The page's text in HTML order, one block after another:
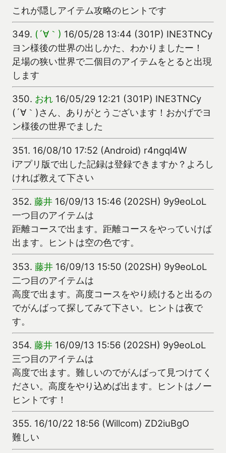
これが隠しアイテム攻略のヒントです
349. (´∀｀) 16/05/28 13:44 (301P) INE3TNCy
ヨン様後の世界の出しかた、わかりましたー！
足場の狭い世界で二個目のアイテムをとると出現
します
350. おれ 16/05/29 12:21 (301P) INE3TNCy
(´∀｀)さん、ありがとうございます！おかげでヨ
ン様後の世界でました
351. 16/08/10 17:52 (Android) r4ngql4W
iアプリ版で出した記録は登録できますか？よろし
ければ教えて下さい
352. 藤井 16/09/13 15:46 (202SH) 9y9eoLoL
一つ目のアイテムは
距離コースで出ます。距離コースをやっていけば
出ます。ヒントは空の色です。
353. 藤井 16/09/13 15:50 (202SH) 9y9eoLoL
二つ目のアイテムは
高度で出ます。高度コースをやり続けると出るの
でがんばって探してみて下さい。ヒントは夜で
す。
354. 藤井 16/09/13 15:56 (202SH) 9y9eoLoL
三つ目のアイテムは
高度で出ます。難しいのでがんばって見つけてく
ださい。高度をやり込めば出ます。ヒントはノー
ヒントです！
355. 16/10/22 18:56 (Willcom) ZD2iuBgO
難しい